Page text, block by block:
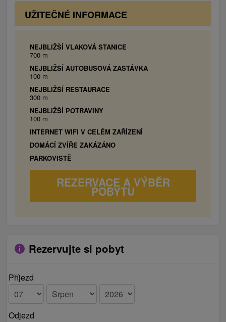
na koni zase Ranč Tribolt alebo Gazdovský dvor
Branovo. Podhájska patrí medzi
2x Štvorlôžková izba:1x manželská posteľ,
2x jednolôžková posteľ, TV/SAT, chladnička,
balkón.
UŽITEČNÉ INFORMACE
NEJBLIŽŠÍ VLAKOVÁ STANICE
700 m
NEJBLIŽŠÍ AUTOBUSOVÁ ZASTÁVKA
100 m
NEJBLIŽŠÍ RESTAURACE
300 m
NEJBLIŽŠÍ POTRAVINY
100 m
INTERNET WIFI V CELÉM ZAŘÍZENÍ
DOMÁCÍ ZVÍŘE ZAKÁZÁNO
PARKOVIŠTĚ
REZERVACE A VÝBĚR
POBYTU
Rezervujte si pobyt
Příjezd
Odjezd